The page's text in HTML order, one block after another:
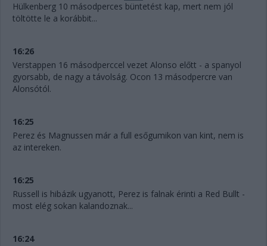
Hülkenberg 10 másodperces büntetést kap, mert nem jól
töltötte le a korábbit...
16:26
Verstappen 16 másodperccel vezet Alonso előtt - a spanyol
gyorsabb, de nagy a távolság. Ocon 13 másodpercre van
Alonsótól.
16:25
Perez és Magnussen már a full esőgumikon van kint, nem is
az intereken.
16:25
Russell is hibázik ugyanott, Perez is falnak érinti a Red Bullt -
most elég sokan kalandoznak...
16:24